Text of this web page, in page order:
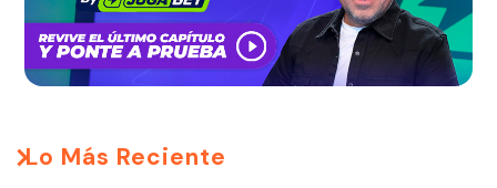
Lo Más Reciente